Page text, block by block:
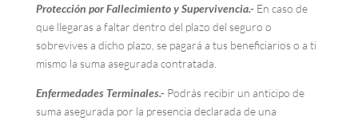
Protección por Fallecimiento y Supervivencia.- En caso de
que llegaras a faltar dentro del plazo del seguro o
sobrevives a dicho plazo, se pagará a tus beneficiarios o a ti
mismo la suma asegurada contratada.
Enfermedades Terminales.- Podrás recibir un anticipo de
suma asegurada por la presencia declarada de una